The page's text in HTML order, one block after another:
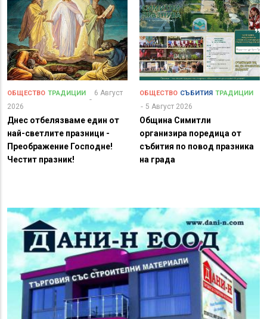
ОБЩЕСТВО ТРАДИЦИИ
6 Август
2026
Днес отбелязваме един от
най-светлите празници -
Преображение Господне!
Честит празник!
ОБЩЕСТВО СЪБИТИЯ ТРАДИЦИИ
5 Август 2026
Община Симитли
организира поредица от
събития по повод празника
на града